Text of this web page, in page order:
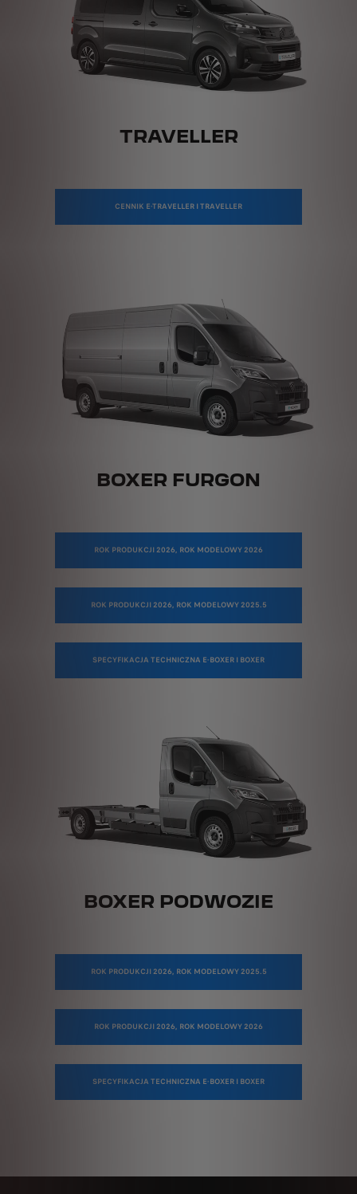
TRAVELLER
CENNIK E-TRAVELLER I TRAVELLER
BOXER FURGON
ROK PRODUKCJI 2026, ROK MODELOWY 2026
ROK PRODUKCJI 2026, ROK MODELOWY 2025.5
SPECYFIKACJA TECHNICZNA E-BOXER I BOXER
BOXER PODWOZIE
ROK PRODUKCJI 2026, ROK MODELOWY 2025.5
ROK PRODUKCJI 2026, ROK MODELOWY 2026
SPECYFIKACJA TECHNICZNA E-BOXER I BOXER